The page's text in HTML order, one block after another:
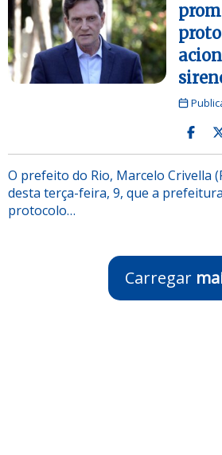
O prefeito do Rio, Marcelo Crivella
desta terça-feira, 9, que a
protocolo…
Carregar